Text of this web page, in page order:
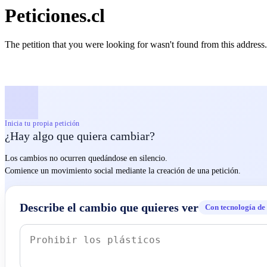
Peticiones.cl
The petition that you were looking for wasn't found from this address.
Inicia tu propia petición
¿Hay algo que quiera cambiar?
Los cambios no ocurren quedándose en silencio.
Comience un movimiento social mediante la creación de una petición.
Describe el cambio que quieres ver Con tecnología